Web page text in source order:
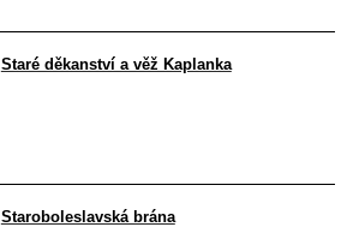
Staré děkanství a věž Kaplanka
Staroboleslavská brána